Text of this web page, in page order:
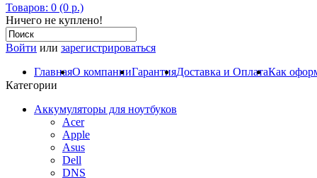
Товаров: 0 (0 р.)
Ничего не куплено!
Войти или зарегистрироваться
ГлавнаяО компанииГарантияДоставка и ОплатаКак
Категории
Аккумуляторы для ноутбуков
Acer
Apple
Asus
Dell
DNS